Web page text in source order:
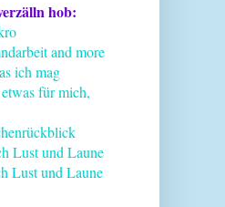
hob:
and more
ich mag
für mich,
Lust und Laune
Lust und Laune